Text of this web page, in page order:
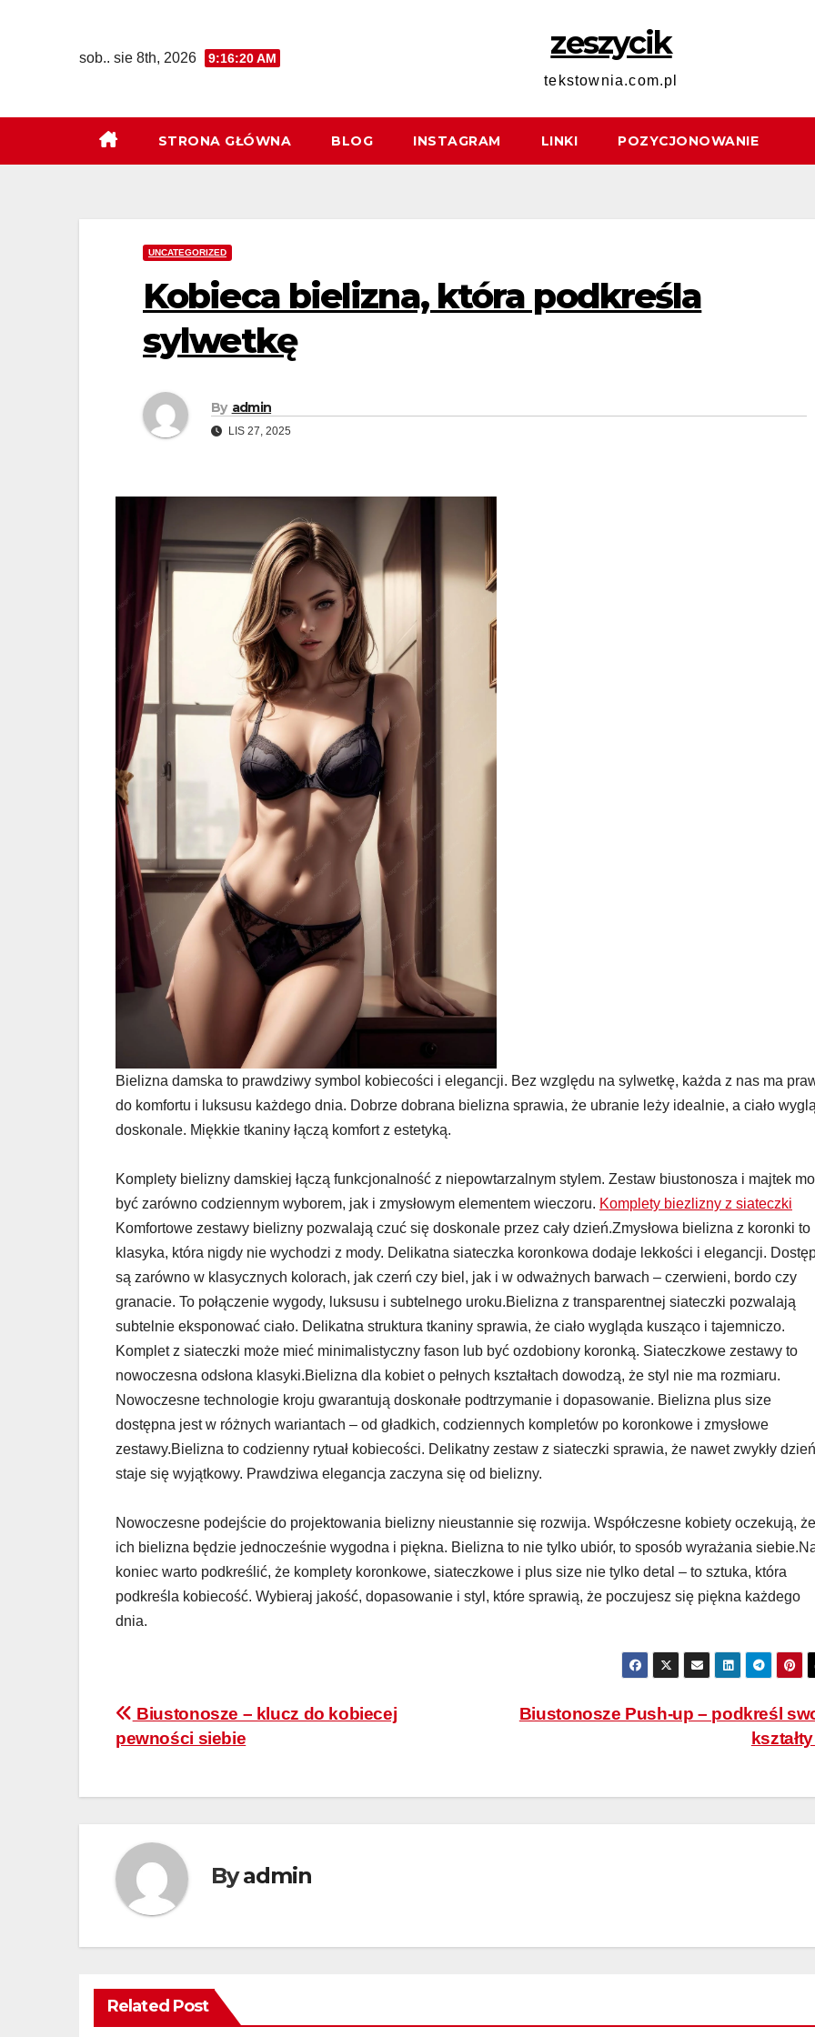
sob.. sie 8th, 2026 9:16:20 AM zeszycik
tekstownia.com.pl
STRONA GŁÓWNA BLOG INSTAGRAM LINKI POZYCJONOWANIE
UNCATEGORIZED
Kobieca bielizna, która podkreśla
sylwetkę
By admin
LIS 27, 2025
Bielizna damska to prawdziwy symbol kobiecości i elegancji. Bez względu na sylwetkę, każda z nas ma
do komfortu i luksusu każdego dnia. Dobrze dobrana bielizna sprawia, że ubranie leży idealnie, a ciało
doskonale. Miękkie tkaniny łączą komfort z estetyką.
Komplety bielizny damskiej łączą funkcjonalność z niepowtarzalnym stylem. Zestaw biustonosza i majtek
być zarówno codziennym wyborem, jak i zmysłowym elementem wieczoru. Komplety biezlizny z siateczki
Komfortowe zestawy bielizny pozwalają czuć się doskonale przez cały dzień.Zmysłowa bielizna z koronki to
klasyka, która nigdy nie wychodzi z mody. Delikatna siateczka koronkowa dodaje lekkości i elegancji.
są zarówno w klasycznych kolorach, jak czerń czy biel, jak i w odważnych barwach – czerwieni, bordo czy
granacie. To połączenie wygody, luksusu i subtelnego uroku.Bielizna z transparentnej siateczki pozwalają
subtelnie eksponować ciało. Delikatna struktura tkaniny sprawia, że ciało wygląda kusząco i tajemniczo.
Komplet z siateczki może mieć minimalistyczny fason lub być ozdobiony koronką. Siateczkowe zestawy to
nowoczesna odsłona klasyki.Bielizna dla kobiet o pełnych kształtach dowodzą, że styl nie ma rozmiaru.
Nowoczesne technologie kroju gwarantują doskonałe podtrzymanie i dopasowanie. Bielizna plus size
dostępna jest w różnych wariantach – od gładkich, codziennych kompletów po koronkowe i zmysłowe
zestawy.Bielizna to codzienny rytuał kobiecości. Delikatny zestaw z siateczki sprawia, że nawet zwykły dzień
staje się wyjątkowy. Prawdziwa elegancja zaczyna się od bielizny.
Nowoczesne podejście do projektowania bielizny nieustannie się rozwija. Współczesne kobiety oczekują, że
ich bielizna będzie jednocześnie wygodna i piękna. Bielizna to nie tylko ubiór, to sposób wyrażania
koniec warto podkreślić, że komplety koronkowe, siateczkowe i plus size nie tylko detal – to sztuka, która
podkreśla kobiecość. Wybieraj jakość, dopasowanie i styl, które sprawią, że poczujesz się piękna każdego
dnia.
Nawigacja
wpisu
Biustonosze Push-up – podkreśl
Biustonosze – klucz do kobiecej
pewności siebie
Byadmin
Related Post